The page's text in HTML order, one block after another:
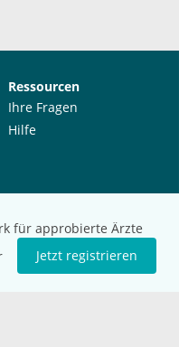
für approbierte Ärzte
Jetzt registrieren
Ressourcen
Ihre Fragen
Hilfe